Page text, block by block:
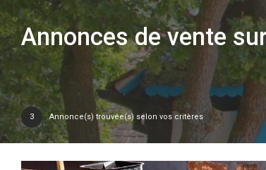
Annonces de vente
3 Annonce(s) trouvée(s) selon vos critères